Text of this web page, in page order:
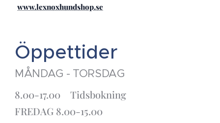
www.lexnoxhundshop.se
Öppettider
MÅNDAG - TORSDAG
8.00-17.00 Tidsbokning
FREDAG 8.00-15.00